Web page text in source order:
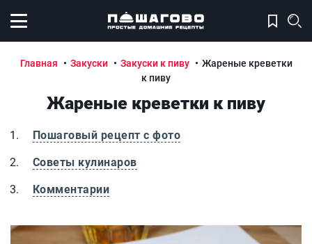
Открыть меню
Главная Закуски Закуски к пиву
Жареные креветки
к пиву
Жареные креветки к пиву
Пошаговый рецепт с фото
Советы кулинаров
Комментарии
Жареные креветки к пиву